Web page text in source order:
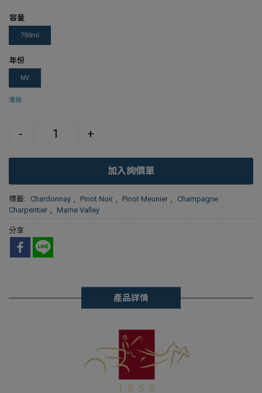
容量
750ml
年份
NV
清除
- +
加入詢價單
標籤: Chardonnay , Pinot Noir , Pinot Meunier ,
Champagne
Charpentier , Marne Valley
分享
產品詳情